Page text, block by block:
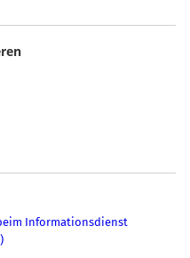
Informationsdienst